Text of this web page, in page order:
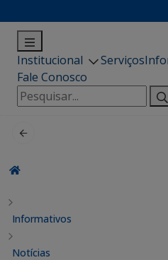
Institucional Serviços
Fale Conosco
Pesquisar
por:
Informativos
Notícias